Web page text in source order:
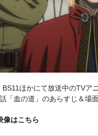
ほかにて放送中のTVア
「血の道」のあらすじ＆場
像はこちら